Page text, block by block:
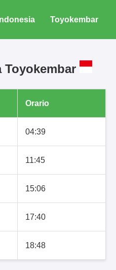
Indonesia Toyokembar
Toyokembar
Orario
04:39
11:45
15:06
17:40
18:48